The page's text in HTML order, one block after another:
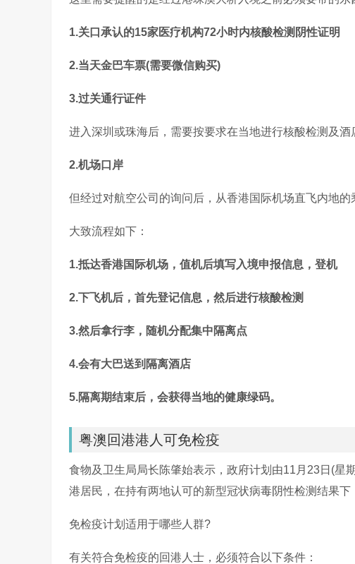
1.关口承认的15家医疗机构72小时内核酸检测阴性证明
2.当天金巴车票(需要微信购买)
3.过关通行证件
进入深圳或珠海后，需要按要求在当地进行核酸检测及酒
2.机场口岸
但经过对航空公司的询问后，从香港国际机场直飞内地的
大致流程如下：
1.抵达香港国际机场，值机后填写入境申报信息，登机
2.下飞机后，首先登记信息，然后进行核酸检测
3.然后拿行李，随机分配集中隔离点
4.会有大巴送到隔离酒店
5.隔离期结束后，会获得当地的健康绿码。
粤澳回港港人可免检疫
食物及卫生局局长陈肇始表示，政府计划由11月23日(星
港居民，在持有两地认可的新型冠状病毒阴性检测结果下
免检疫计划适用于哪些人群?
有关符合免检疫的回港人士，必须符合以下条件：